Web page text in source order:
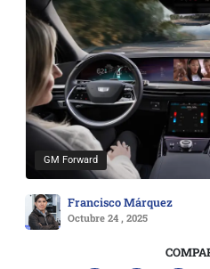
GM Forward
Francisco Márquez
Octubre 24 , 2025